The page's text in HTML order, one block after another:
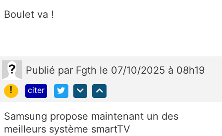
Boulet va !
Publié par Fgth le 07/10/2025 à 08h19
!
citer
Samsung propose maintenant un des
meilleurs système smartTV